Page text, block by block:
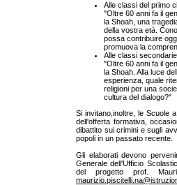
Alle classi del primo
"Oltre 60 anni fa il
la Shoah, una
della vostra età.
possa contribuire
promuova la
Alle classi
"Oltre 60 anni fa il
la Shoah. Alla luce
esperienza, quale
religioni per una
cultura del dialogo?"
Si invitano,inoltre, le Scuole
dell'offerta formativa,
dibattito sui crimini e sugli
popoli in un passato recente.
Gli elaborati devono
Generale dell'Ufficio
del progetto prof.